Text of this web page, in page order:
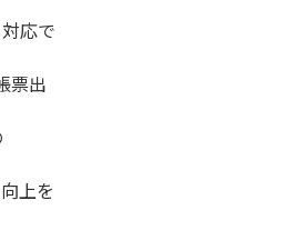
応で
票出
上を